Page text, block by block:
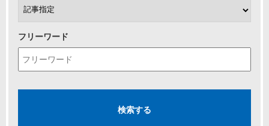
フリーワード